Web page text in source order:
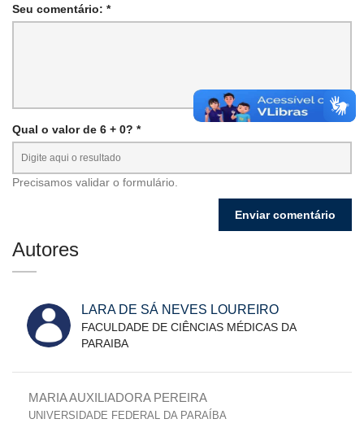
Seu comentário: *
Qual o valor de 6 + 0? *
Precisamos validar o formulário.
Autores
LARA DE SÁ NEVES LOUREIRO
FACULDADE DE CIÊNCIAS MÉDICAS DA
PARAIBA
MARIA AUXILIADORA PEREIRA
UNIVERSIDADE FEDERAL DA PARAÍBA